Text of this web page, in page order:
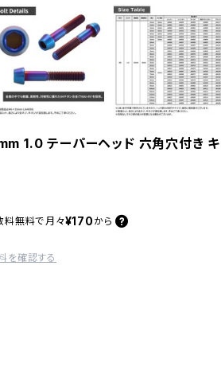
1.0 テーパーヘッド 六角穴付き キ
料無料で 月々¥170 から
を確認する